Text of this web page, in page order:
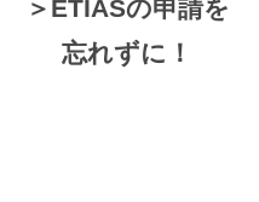
＞ETIASの申請を
忘れずに！